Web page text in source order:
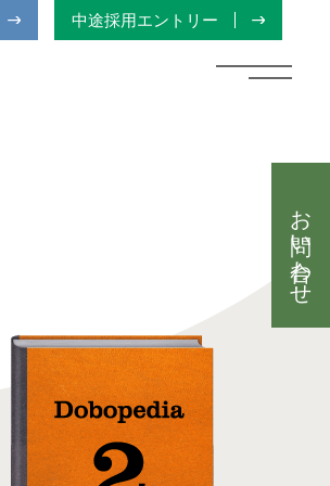
中途採用エントリー
お問い合わせ